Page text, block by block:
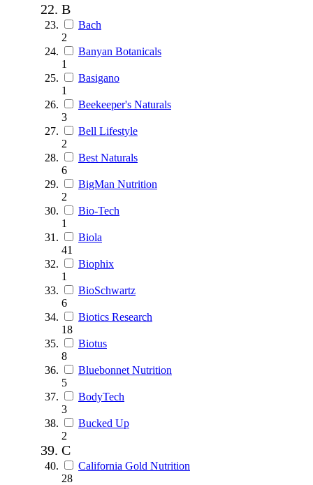
B
Bach
2
Banyan Botanicals
1
Basigano
1
Beekeeper's Naturals
3
Bell Lifestyle
2
Best Naturals
6
BigMan Nutrition
2
Bio-Tech
1
Biola
41
Biophix
1
BioSchwartz
6
Biotics Research
18
Biotus
8
Bluebonnet Nutrition
5
BodyTech
3
Bucked Up
2
C
California Gold Nutrition
28